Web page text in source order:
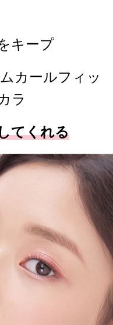
キープ
カールフィッ
ラ
てくれる